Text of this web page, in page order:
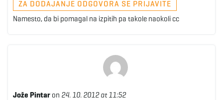
ZA DODAJANJE ODGOVORA SE PRIJAVITE
Namesto, da bi pomagal na izpitih pa takole naokoli cc
Jože Pintar on 24. 10. 2012 at 11:52